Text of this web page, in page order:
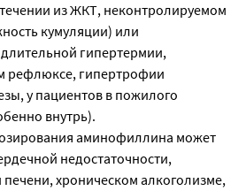
из ЖКТ, неконтролируемом
кумуляции) или
гипертермии,
рефлюксе, гипертрофии
у пациентов в пожилого
внутрь).
аминофиллина может
недостаточности,
хроническом алкоголизме,